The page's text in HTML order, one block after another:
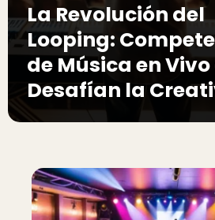
La Revolución del
Looping:
de Música en
Desafían la